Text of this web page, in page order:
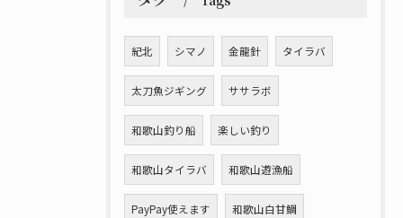
紀北 シマノ 金龍針 タイラバ
太刀魚ジギング ササラボ
和歌山釣り船 楽しい釣り
和歌山タイラバ 和歌山遊漁船
PayPay使えます 和歌山白甘鯛